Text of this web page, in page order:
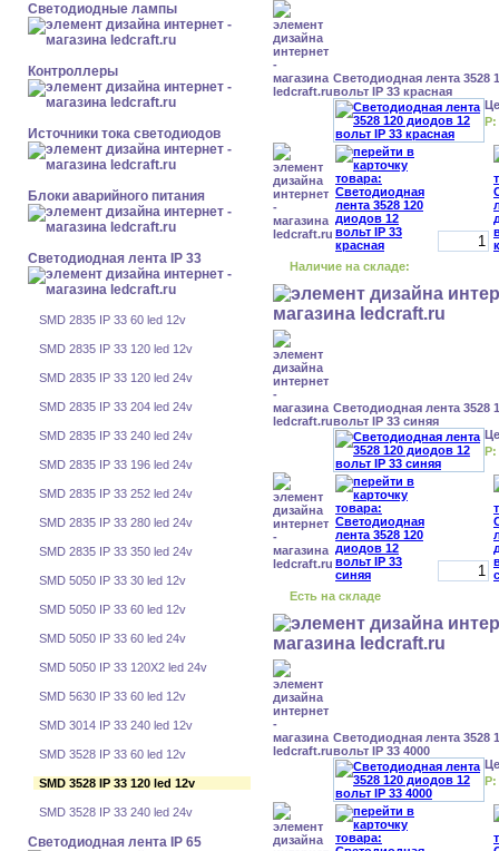
Светодиодные лампы
Контроллеры
Источники тока светодиодов
Блоки аварийного питания
Светодиодная лента IP 33
SMD 2835 IP 33 60 led 12v
SMD 2835 IP 33 120 led 12v
SMD 2835 IP 33 120 led 24v
SMD 2835 IP 33 204 led 24v
SMD 2835 IP 33 240 led 24v
SMD 2835 IP 33 196 led 24v
SMD 2835 IP 33 252 led 24v
SMD 2835 IP 33 280 led 24v
SMD 2835 IP 33 350 led 24v
SMD 5050 IP 33 30 led 12v
SMD 5050 IP 33 60 led 12v
SMD 5050 IP 33 60 led 24v
SMD 5050 IP 33 120X2 led 24v
SMD 5630 IP 33 60 led 12v
SMD 3014 IP 33 240 led 12v
SMD 3528 IP 33 60 led 12v
SMD 3528 IP 33 120 led 12v
SMD 3528 IP 33 240 led 24v
Светодиодная лента IP 65
Светодиодная лента 3528
вольт IP 33 красная
Р:
Наличие на складе:
Светодиодная лента 3528
вольт IP 33 синяя
Р:
Есть на складе
Светодиодная лента 3528
вольт IP 33 4000
Р: